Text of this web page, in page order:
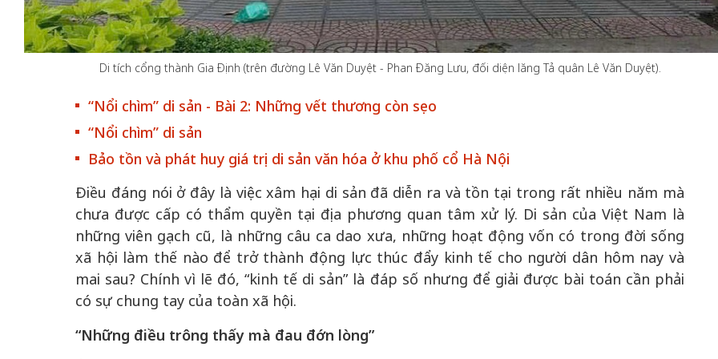
Di tích cổng thành Gia Định (trên đường Lê Văn Duyệt - Phan Đăng Lưu, đối diện lăng Tả quân Lê Văn Duyệt).
“Nổi chìm” di sản - Bài 2: Những vết thương còn sẹo
“Nổi chìm” di sản
Bảo tồn và phát huy giá trị di sản văn hóa ở khu phố cổ Hà Nội
Điều đáng nói ở đây là việc xâm hại di sản đã diễn ra và tồn tại trong rất nhiều năm mà
chưa được cấp có thẩm quyền tại địa phương quan tâm xử lý. Di sản của Việt Nam là
những viên gạch cũ, là những câu ca dao xưa, những hoạt động vốn có trong đời sống
xã hội làm thế nào để trở thành động lực thúc đẩy kinh tế cho người dân hôm nay và
mai sau? Chính vì lẽ đó, “kinh tế di sản” là đáp số nhưng để giải được bài toán cần phải
có sự chung tay của toàn xã hội.
“Những điều trông thấy mà đau đớn lòng”
Hà Nội vững bước vào
không gian phát triển
lăng kính số hóa
50 năm Việt Nam gia
nhập UNESCO: Khơi
định hình vị thế kiến
làm nên diện mạo mới
định hình vị thế kiến
quốc tế bằng bản lĩnh
Việt Nam
50 năm Việt
quyết định